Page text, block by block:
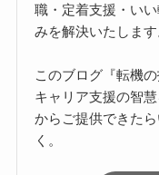
職・定着支援・い
みを解決いたします
このブログ『転機
キャリア支援の智
からご提供できた
く。